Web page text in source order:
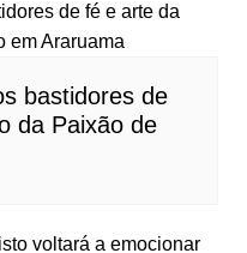
bastidores de
da Paixão de